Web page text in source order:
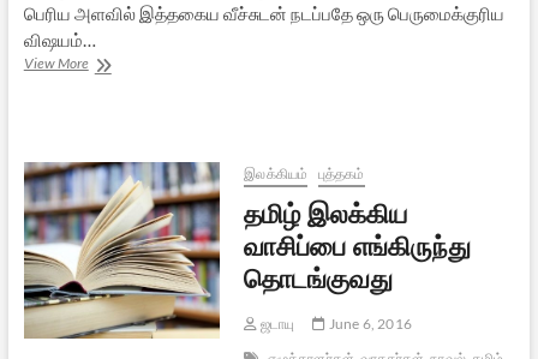
பெரிய அளவில் இத்தகைய வீச்சுடன் நடப்பதே ஒரு பெருமைக்குரிய
விஷயம்…
View Moreசென்னைப்
அனுபவம்
இலக்கியம் புத்தகம்
தமிழ் இலக்கிய
வாசிப்பை எங்கிருந்து
தொடங்குவது
ஜடாயு
June 6, 2016